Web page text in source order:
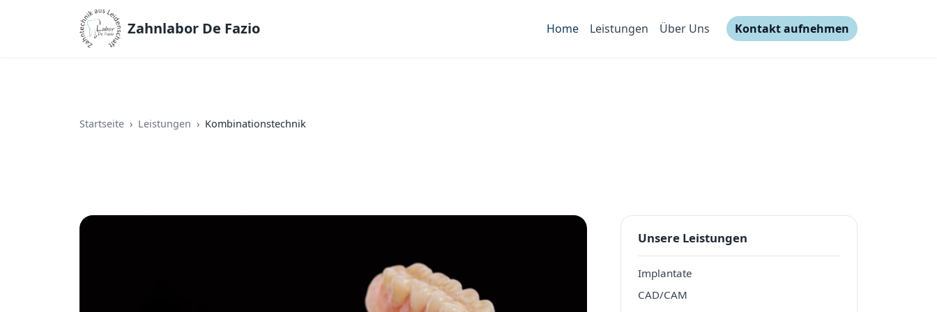
Zahnlabor De Fazio Home Leistungen Über Uns Kontakt aufnehmen
Startseite Leistungen Kombinationstechnik
Unsere Leistungen
Implantate
CAD/CAM